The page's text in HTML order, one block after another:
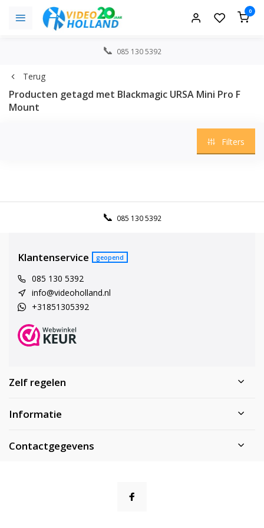
0
085 130 5392
Terug
Producten getagd met Blackmagic URSA Mini Pro F
Mount
Filters
085 130 5392
Klantenservice geopend
085 130 5392
info@videoholland.nl
+31851305392
Zelf regelen
Informatie
Contactgegevens